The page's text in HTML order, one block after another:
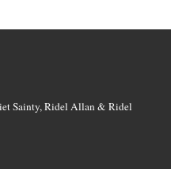
Sainty, Ridel Allan &Ridel